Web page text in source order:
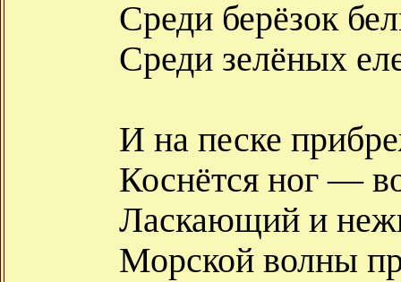
Среди берёзок
Среди зелёных
И на песке
Коснётся ног —
Ласкающий и
Морской волны